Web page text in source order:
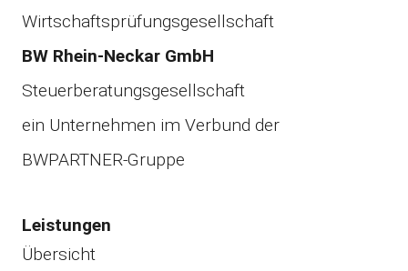
Wirtschaftsprüfungsgesellschaft
BW Rhein-Neckar GmbH
Steuerberatungsgesellschaft
ein Unternehmen im Verbund der
BWPARTNER-Gruppe
Leistungen
Übersicht